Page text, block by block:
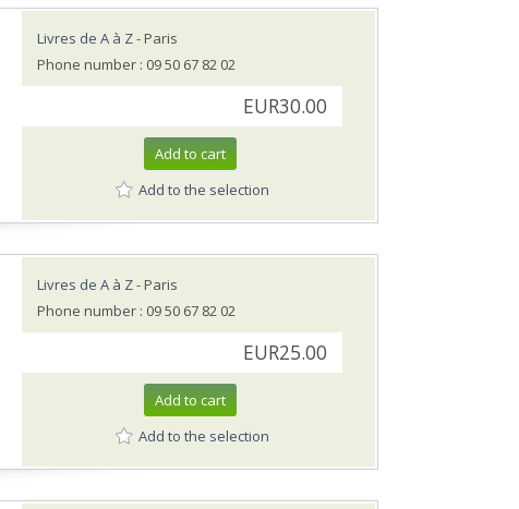
Livres de A à Z- Paris
Phone number : 09 50 67 82 02
EUR30.00
Add to cart
Add to the selection
Livres de A à Z- Paris
Phone number : 09 50 67 82 02
EUR25.00
Add to cart
Add to the selection